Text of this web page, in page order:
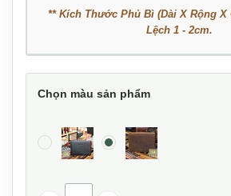
** Kích Thước Phủ Bì (Dài X Rộng X
Lệch 1 - 2cm.
Chọn màu sản phẩm